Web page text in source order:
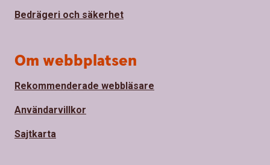
Bedrägeri och säkerhet
Om webbplatsen
Rekommenderade webbläsare
Användarvillkor
Sajtkarta